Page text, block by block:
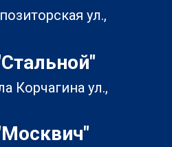
ул.,
Корчагина ул.,